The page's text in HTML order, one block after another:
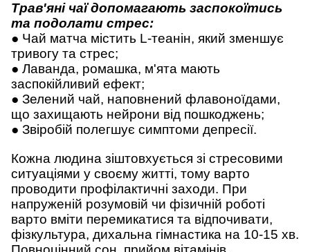
Трав'яні чаї допомагають заспокоїтись
та подолати стрес:
● Чай матча містить L-теанін, який зменшує
тривогу та стрес;
● Лаванда, ромашка, м'ята мають
заспокійливий ефект;
● Зелений чай, наповнений флавоноїдами,
що захищають нейрони від пошкоджень;
● Звіробій полегшує симптоми депресії.
Кожна людина зіштовхується зі стресовими
ситуаціями у своєму житті, тому варто
проводити профілактичні заходи. При
напруженій розумовій чи фізичній роботі
варто вміти перемикатися та відпочивати,
фізкультура, дихальна гімнастика на 10-15 хв.